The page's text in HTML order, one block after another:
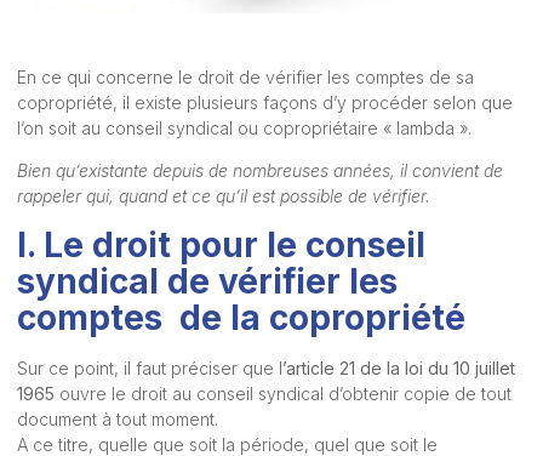
En ce qui concerne le droit de vérifier les comptes de sa
copropriété, il existe plusieurs façons d’y procéder selon que
l’on soit au conseil syndical ou copropriétaire « lambda ».
Bien qu’existante depuis de nombreuses années, il convient de
rappeler qui, quand et ce qu’il est possible de vérifier.
I. Le droit pour le conseil
syndical de vérifier les
comptes de la copropriété
Sur ce point, il faut préciser que l’article 21 de la loi du 10 juillet
1965 ouvre le droit au conseil syndical d’obtenir copie de tout
document à tout moment.
A ce titre, quelle que soit la période, quel que soit le